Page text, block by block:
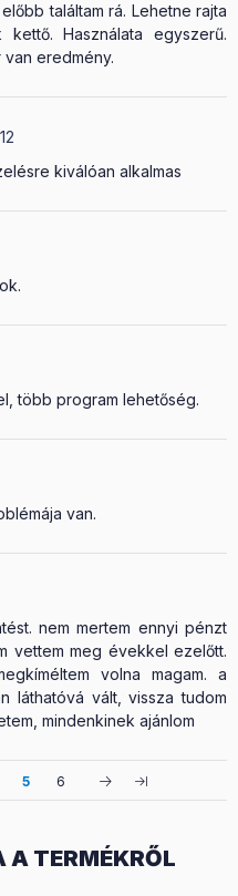
találtam rá. Lehetne rajta
Használata egyszerű.
van eredmény.
kiválóan alkalmas
több program lehetőség.
van.
nem mertem ennyi pénzt
vettem meg évekkel ezelőtt.
volna magam. a
láthatóvá vált, vissza tudom
mindenkinek ajánlom
5 6
A TERMÉKRŐL